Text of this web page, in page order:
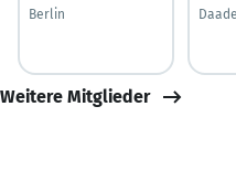
Berlin
Weitere Mitglieder